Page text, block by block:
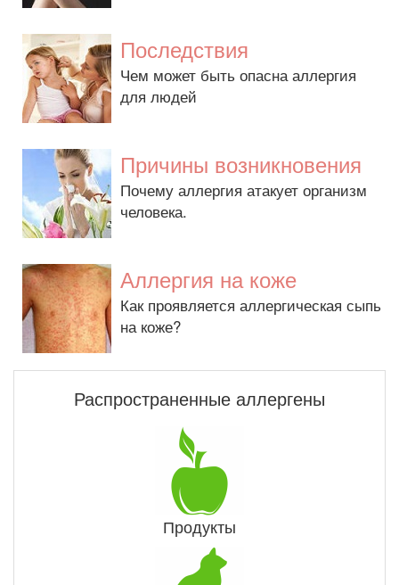
Последствия
Чем может быть опасна аллергия
для людей
Причины возникновения
Почему аллергия атакует организм
человека.
Аллергия на коже
Как проявляется аллергическая сыпь
на коже?
Распространенные аллергены
Продукты